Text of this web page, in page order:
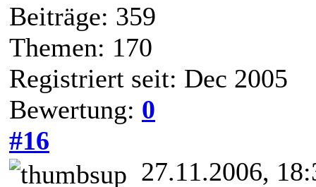
Beiträge: 359
Themen: 170
Registriert seit: Dec 2005
Bewertung: 0
#16
27.11.2006,